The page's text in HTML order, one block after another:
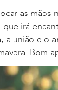
as mãos
que irá
a união e o
Bom